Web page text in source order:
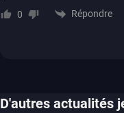
0 Répondre
D'autres actualités